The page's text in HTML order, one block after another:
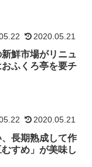
2020.05.21
鮮市場がリニュ
ふくろ亭を要チ
2020.05.21
長期熟成して作
すめ」が美味し